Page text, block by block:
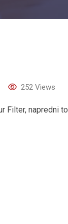
252 Views
Filter, napredni